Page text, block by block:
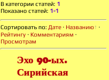
В категории статей: 1
Показано статей: 1-1
Сортировать по: Дате · Названию
·
Рейтингу · Комментариям ·
Просмотрам
Эхо 90-ых.
Сирийская